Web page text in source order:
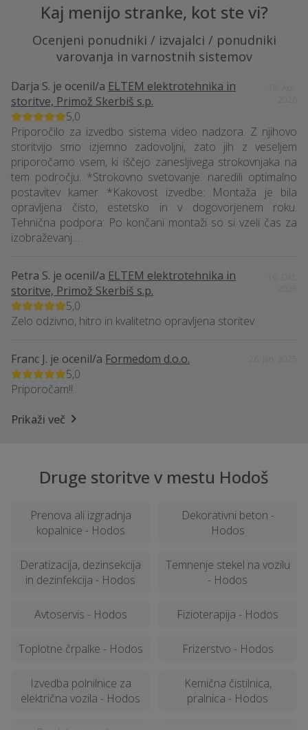
Kaj menijo stranke, kot ste vi?
Ocenjeni ponudniki / izvajalci / ponudniki
varovanja in varnostnih sistemov
Darja S. je ocenil/a ELTEM elektrotehnika in
storitve, Primož Skerbiš s.p.
5,0
Priporočilo za izvedbo sistema video nadzora. Z njihovo
storitvijo smo izjemno zadovoljni, zato jih z veseljem
priporočamo vsem, ki iščejo zanesljivega strokovnjaka na
tem področju. *Strokovno svetovanje. naredili optimalno
postavitev kamer *Kakovost izvedbe: Montaža je bila
opravljena čisto, estetsko in v dogovorjenem roku.
Tehnična podpora: Po končani montaži so si vzeli čas za
izobraževanj…
Petra S. je ocenil/a ELTEM elektrotehnika in
storitve, Primož Skerbiš s.p.
5,0
Zelo odzivno, hitro in kvalitetno opravljena storitev
Franc J. je ocenil/a Formedom d.o.o.
5,0
Priporočam!!
Prikaži več
Druge storitve v mestu Hodoš
Prenova ali izgradnja
kopalnice - Hodos
Dekorativni beton -
Hodos
Deratizacija, dezinsekcija
in dezinfekcija - Hodos
Temnenje stekel na vozilu
- Hodos
Avtoservis - Hodos Fizioterapija - Hodos
Toplotne črpalke - Hodos Frizerstvo - Hodos
Izvedba polnilnice za
električna vozila - Hodos
Kemična čistilnica,
pralnica - Hodos